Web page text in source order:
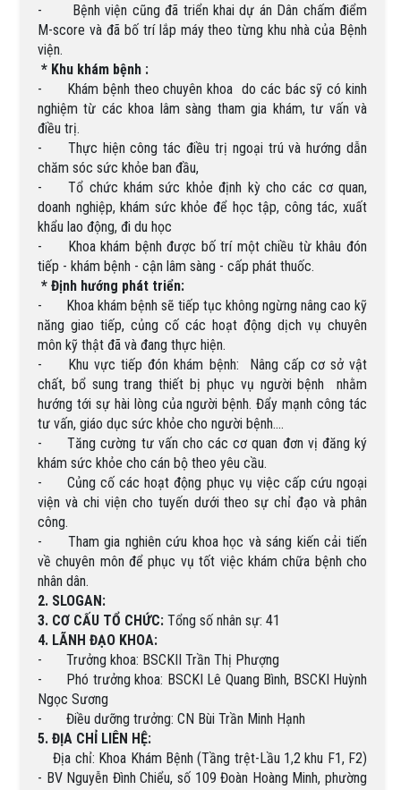
-
Bệnh viện cũng đã triển khai dự án Dân chấm điểm
M-score và đã bố trí lắp máy theo từng khu nhà của Bệnh
viện.
* Khu khám bệnh :
-
Khám bệnh theo chuyên khoa do các bác sỹ có kinh
nghiệm từ các khoa lâm sàng tham gia khám, tư vấn và
điều trị.
-
Thực hiện công tác điều trị ngoại trú và hướng dẫn
chăm sóc sức khỏe ban đầu,
-
Tổ chức khám sức khỏe định kỳ cho các cơ quan,
doanh nghiệp, khám sức khỏe để học tập, công tác, xuất
khẩu lao động, đi du học
-
Khoa khám bệnh được bố trí một chiều từ khâu đón
tiếp - khám bệnh - cận lâm sàng - cấp phát thuốc.
* Định hướng phát triển:
-
Khoa khám bệnh sẽ tiếp tục không ngừng nâng cao kỹ
năng giao tiếp, củng cố các hoạt động dịch vụ chuyên
môn kỹ thật đã và đang thực hiện.
-
Khu vực tiếp đón khám bệnh: Nâng cấp cơ sở vật
chất, bổ sung trang thiết bị phục vụ người bệnh nhằm
hướng tới sự hài lòng của người bệnh. Đẩy mạnh công tác
tư vấn, giáo dục sức khỏe cho người bệnh.…
-
Tăng cường tư vấn cho các cơ quan đơn vị đăng ký
khám sức khỏe cho cán bộ theo yêu cầu.
-
Củng cố các hoạt động phục vụ việc cấp cứu ngoại
viện và chi viện cho tuyến dưới theo sự chỉ đạo và phân
công.
-
Tham gia nghiên cứu khoa học và sáng kiến cải tiến
về chuyên môn để phục vụ tốt việc khám chữa bệnh cho
nhân dân.
2. SLOGAN:
3. CƠ CẤU TỔ CHỨC: Tổng số nhân sự: 41
4. LÃNH ĐẠO KHOA:
-
Trưởng khoa: BSCKII Trần Thị Phượng
-
Phó trưởng khoa: BSCKI Lê Quang Bình, BSCKI Huỳnh
Ngọc Sương
-
Điều dưỡng trưởng: CN Bùi Trần Minh Hạnh
5. ĐỊA CHỈ LIÊN HỆ:
Địa chỉ: Khoa Khám Bệnh (Tầng trệt-Lầu 1,2 khu F1, F2)
- BV Nguyễn Đình Chiểu, số 109 Đoàn Hoàng Minh, phường